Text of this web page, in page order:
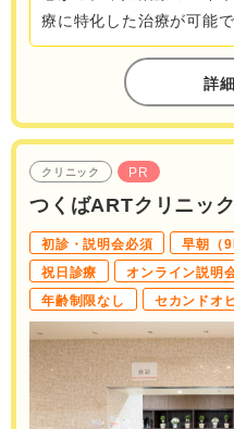
療に特化した治療が可能で
詳
クリニック PR
つくばARTクリニック
初診・説明会必須 早朝（
祝日診療
オンライン説明
年齢制限なし
セカンドオ